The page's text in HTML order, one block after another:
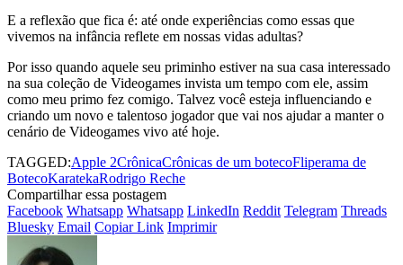
E a reflexão que fica é: até onde experiências como essas que
vivemos na infância reflete em nossas vidas adultas?
Por isso quando aquele seu priminho estiver na sua casa interessado
na sua coleção de Videogames invista um tempo com ele, assim
como meu primo fez comigo. Talvez você esteja influenciando e
criando um novo e talentoso jogador que vai nos ajudar a manter o
cenário de Videogames vivo até hoje.
TAGGED:Apple 2CrônicaCrônicas de um botecoFliperama de
BotecoKaratekaRodrigo Reche
Compartilhar essa postagem
Facebook Whatsapp Whatsapp LinkedIn Reddit Telegram Threads
Bluesky Email Copiar Link Imprimir